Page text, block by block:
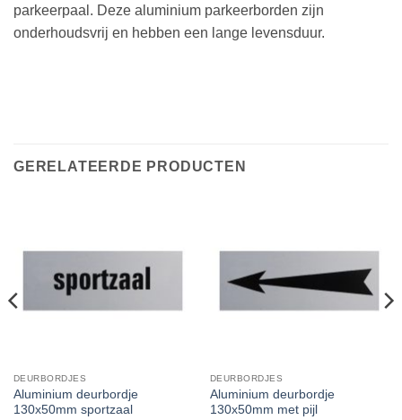
parkeerpaal. Deze aluminium parkeerborden zijn
onderhoudsvrij en hebben een lange levensduur.
GERELATEERDE PRODUCTEN
DEURBORDJES
Aluminium deurbordje
130x50mm sportzaal
DEURBORDJES
Aluminium deurbordje
130x50mm met pijl